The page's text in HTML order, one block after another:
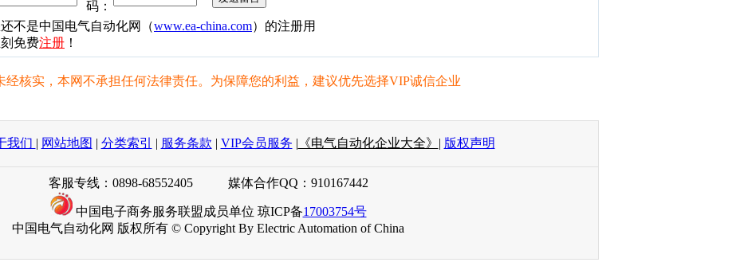
码：
不是中国电气自动化网（www.ea-china.com）的注册用
免费注册 ！
经核实，本网不承担任何法律责任。为保障您的利益，建议优先选择VIP诚信企业
我们 | 网站地图 | 分类索引 | 服务条款 | VIP会员服务 | 《电气自动化企业大全》 | 版权声明
客服专线：0898-68552405 媒体合作QQ：910167442
中国电子商务服务联盟成员单位 琼ICP备17003754号
中国电气自动化网 版权所有 © Copyright By Electric Automation of China